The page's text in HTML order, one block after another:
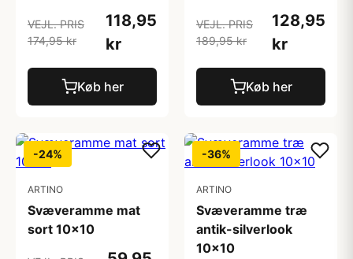
VEJL. PRIS
174,95 kr
118,95
kr
Køb her
VEJL. PRIS
189,95 kr
128,95
kr
Køb her
-24%
ARTINO
Svæveramme mat
sort 10x10
-36%
ARTINO
Svæveramme træ
antik-silverlook
10x10